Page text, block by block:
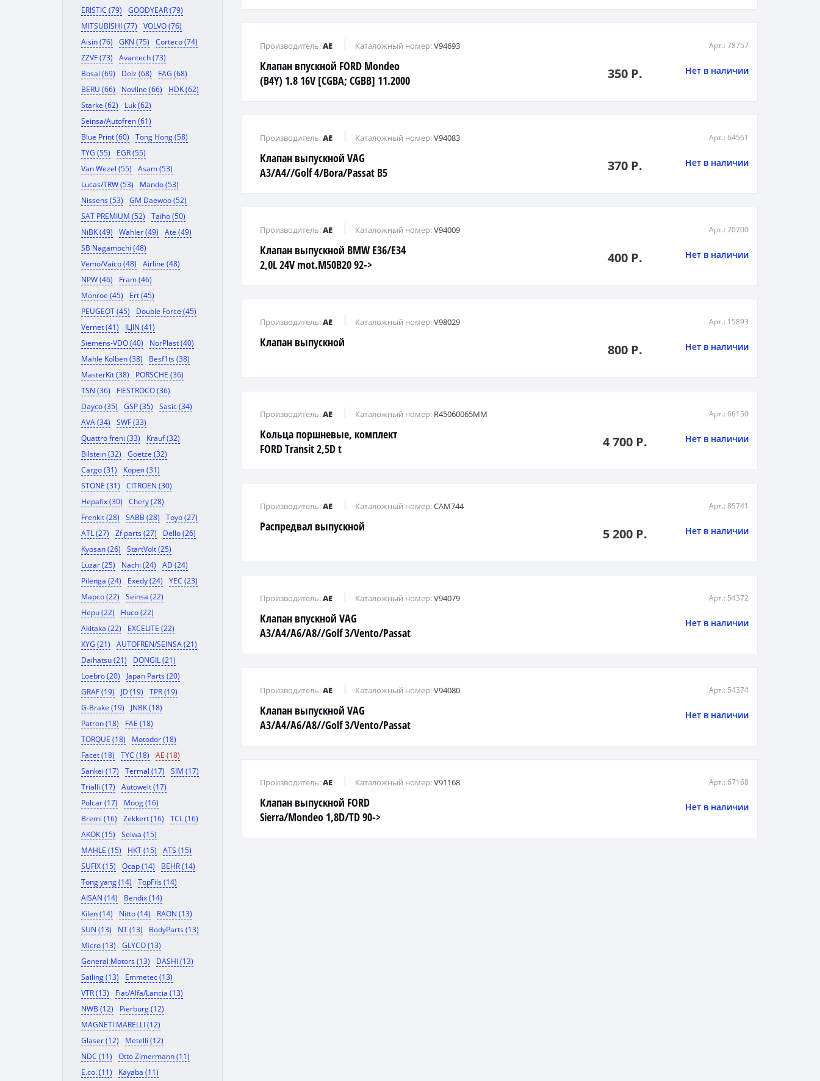
ERISTIC (79)
GOODYEAR (79)
MITSUBISHI (77)
VOLVO (76)
Aisin (76)
GKN (75)
Corteco (74)
ZZVF (73)
Avantech (73)
Bosal (69)
Dolz (68)
FAG (68)
BERU (66)
Novline (66)
HDK (62)
Starke (62)
Luk (62)
Seinsa/Autofren (61)
Blue Print (60)
Tong Hong (58)
TYG (55)
EGR (55)
Van Wezel (55)
Asam (53)
Lucas/TRW (53)
Mando (53)
Nissens (53)
GM Daewoo (52)
SAT PREMIUM (52)
Taiho (50)
NiBK (49)
Wahler (49)
Ate (49)
SB Nagamochi (48)
Vemo/Vaico (48)
Airline (48)
NPW (46)
Fram (46)
Monroe (45)
Ert (45)
PEUGEOT (45)
Double Force (45)
Vernet (41)
ILJIN (41)
Siemens-VDO (40)
NorPlast (40)
Mahle Kolben (38)
Besf1ts (38)
MasterKit (38)
PORSCHE (36)
TSN (36)
FIESTROCO (36)
Dayco (35)
GSP (35)
Sasic (34)
AVA (34)
SWF (33)
Quattro freni (33)
Krauf (32)
Bilstein (32)
Goetze (32)
Cargo (31)
Корея (31)
STONE (31)
CITROEN (30)
Hepafix (30)
Chery (28)
Frenkit (28)
SABB (28)
Toyo (27)
ATL (27)
Zf parts (27)
Dello (26)
Kyosan (26)
StartVolt (25)
Luzar (25)
Nachi (24)
AD (24)
Pilenga (24)
Exedy (24)
YEC (23)
Mapco (22)
Seinsa (22)
Hepu (22)
Huco (22)
Akitaka (22)
EXCELITE (22)
XYG (21)
AUTOFREN/SEINSA (21)
Daihatsu (21)
DONGIL (21)
Loebro (20)
Japan Parts (20)
GRAF (19)
JD (19)
TPR (19)
G-Brake (19)
JNBK (18)
Patron (18)
FAE (18)
TORQUE (18)
Motodor (18)
Facet (18)
TYC (18)
AE (18)
Sankei (17)
Termal (17)
SIM (17)
Trialli (17)
Autowelt (17)
Polcar (17)
Moog (16)
Bremi (16)
Zekkert (16)
TCL (16)
AKOK (15)
Seiwa (15)
MAHLE (15)
HKT (15)
ATS (15)
SUFIX (15)
Ocap (14)
BEHR (14)
Tong yang (14)
TopFils (14)
AISAN (14)
Bendix (14)
Kilen (14)
Nitto (14)
RAON (13)
SUN (13)
NT (13)
BodyParts (13)
Micro (13)
GLYCO (13)
General Motors (13)
DASHI (13)
Sailing (13)
Emmetec (13)
VTR (13)
Fiat/Alfa/Lancia (13)
NWB (12)
Pierburg (12)
MAGNETI MARELLI (12)
Glaser (12)
Metelli (12)
NDC (11)
Otto Zimermann (11)
E.co. (11)
Kayaba (11)
Клапан впускной FORD Mondeo
(B4Y) 1.8 16V [CGBA; CGBB] 11.2000
Производитель:AE Каталожный номер:V94693 Арт.: 78757
350 Р. Нет в наличии
Клапан выпускной VAG
A3/A4//Golf 4/Bora/Passat B5
Производитель:AE Каталожный номер:V94083 Арт.: 64561
370 Р. Нет в наличии
Клапан выпускной BMW E36/E34
2,0L 24V mot.M50B20 92->
Производитель:AE Каталожный номер:V94009 Арт.: 70700
400 Р. Нет в наличии
Клапан выпускной
Производитель:AE Каталожный номер:V98029 Арт.: 15893
800 Р. Нет в наличии
Кольца поршневые, комплект
FORD Transit 2,5D t
Производитель:AE Каталожный номер: R45060065MM Арт.: 66150
4 700 Р. Нет в наличии
Распредвал выпускной
Производитель:AE Каталожный номер:CAM744 Арт.: 85741
5 200 Р. Нет в наличии
Клапан впускной VAG
A3/A4/A6/A8//Golf 3/Vento/Passat
Производитель:AE Каталожный номер:V94079 Арт.: 54372
Нет в наличии
Клапан выпускной VAG
A3/A4/A6/A8//Golf 3/Vento/Passat
Производитель:AE Каталожный номер:V94080 Арт.: 54374
Нет в наличии
Клапан выпускной FORD
Sierra/Mondeo 1,8D/TD 90->
Производитель:AE Каталожный номер:V91168 Арт.: 67168
Нет в наличии